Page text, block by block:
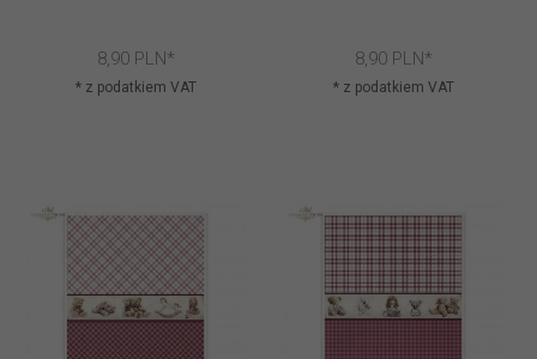
8, 90 PLN*
* z podatkiem VAT
8, 90 PLN*
* z podatkiem VAT